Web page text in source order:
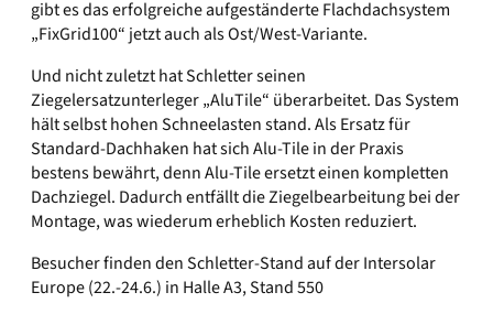
gibt es das erfolgreiche aufgeständerte Flachdachsystem
„FixGrid100“ jetzt auch als Ost/West-Variante.
Und nicht zuletzt hat Schletter seinen
Ziegelersatzunterleger „AluTile“ überarbeitet. Das System
hält selbst hohen Schneelasten stand. Als Ersatz für
Standard-Dachhaken hat sich Alu-Tile in der Praxis
bestens bewährt, denn Alu-Tile ersetzt einen kompletten
Dachziegel. Dadurch entfällt die Ziegelbearbeitung bei der
Montage, was wiederum erheblich Kosten reduziert.
Besucher finden den Schletter-Stand auf der Intersolar
Europe (22.-24.6.) in Halle A3, Stand 550